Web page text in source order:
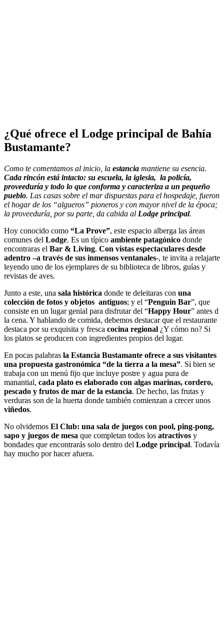
¿Qué ofrece el Lodge principal de Bahía
Bustamante?
Como te comentamos al inicio, la estancia mantiene su esencia.
Cada rincón está intacto: su escuela, la iglesia, la policía,
proveeduría y todo lo que conforma y caracteriza a un pequeño
pueblo. Las casas sobre el mar dispuestas para el hospedaje, fueron
el hogar de los “algueros” pioneros y con mayor nivel de la época;
la proveeduría, por su parte, da cabida al Lodge principal.
Hoy conocido como “La Prove”, este espacio alberga las áreas
comunes del Lodge. Es un típico ambiente patagónico donde
encontraras el Bar & Living. Con vistas espectaculares desde
adentro –a través de sus inmensos ventanales-, te invita a relajarte
leyendo uno de los ejemplares de su biblioteca de libros, guías y
revistas de aves.
Junto a este, una sala histórica donde te deleitaras con una
colección de fotos y objetos antiguos; y el “Penguin Bar”, que
consiste en un lugar genial para disfrutar del “Happy Hour” antes d
la cena. Y hablando de comida, debemos destacar que el restaurante
destaca por su exquisita y fresca cocina regional ¿Y cómo no? Si
los platos se producen con ingredientes propios del lugar.
En pocas palabras la Estancia Bustamante ofrece a sus visitantes
una propuesta gastronómica “de la tierra a la mesa”. Si bien se
trabaja con un menú fijo que incluye postre y agua pura de
manantial, cada plato es elaborado con algas marinas, cordero,
pescado y frutos de mar de la estancia. De hecho, las frutas y
verduras son de la huerta donde también comienzan a crecer unos
viñedos.
No olvidemos El Club: una sala de juegos con pool, ping-pong,
sapo y juegos de mesa que completan todos los atractivos y
bondades que encontrarás solo dentro del Lodge principal. Todavía
hay mucho por hacer afuera.